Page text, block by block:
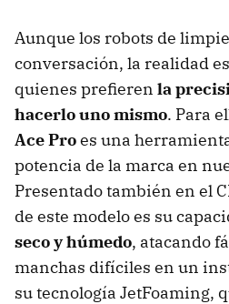
Aunque los robots de
conversación, la realidad
quienes prefieren la
hacerlo uno mismo. Para
Ace Proes una
potencia de la marca en
Presentado también en el
de este modelo es su
seco y húmedo, atacando
manchas difíciles en un
su tecnología JetFoaming,